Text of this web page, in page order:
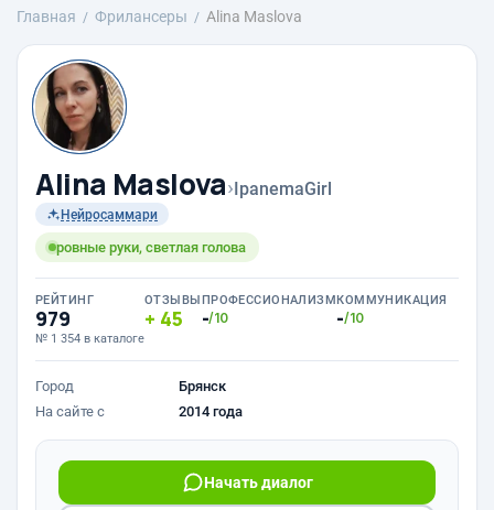
Главная Фрилансеры Alina Maslova
Alina Maslova›IpanemaGirl
Нейросаммари
ровные руки, светлая голова
РЕЙТИНГ
979
№ 1 354 в каталоге
ОТЗЫВЫ
45
ПРОФЕССИОНАЛИЗМ
-/10
КОММУНИКАЦИЯ
-/10
Город
Брянск
На сайте с
2014 года
Начать диалог